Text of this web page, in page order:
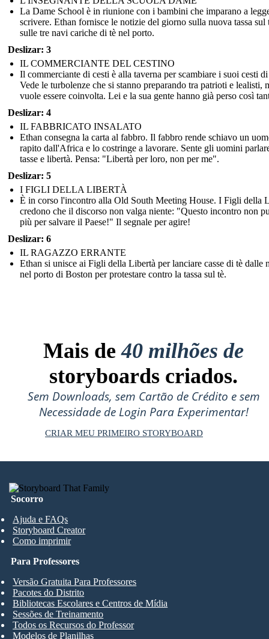
La Dame School è in riunione con i bambini che imparano a
scrivere. Ethan fornisce le notizie del giorno sulla nuova tassa sul
sulle tre navi cariche di tè nel porto.
Deslizar: 3
IL COMMERCIANTE DEL CESTINO
Il commerciante di cesti è alla taverna per scambiare i suoi cesti
Vede le turbolenze che si stanno preparando tra patrioti e lealisti,
vuole essere coinvolta. Lei e la sua gente hanno già perso così
Deslizar: 4
IL FABBRICATO INSALATO
Ethan consegna la carta al fabbro. Il fabbro rende schiavo un
rapito dall'Africa e lo costringe a lavorare. Sente gli uomini
tasse e libertà. Pensa: "Libertà per loro, non per me".
Deslizar: 5
I FIGLI DELLA LIBERTÀ
È in corso l'incontro alla Old South Meeting House. I Figli della
credono che il discorso non valga niente: "Questo incontro non
più per salvare il Paese!" Il segnale per agire!
Deslizar: 6
IL RAGAZZO ERRANTE
Ethan si unisce ai Figli della Libertà per lanciare casse di tè dalle
nel porto di Boston per protestare contro la tassa sul tè.
Mais de40 milhões de
storyboards criados.
Sem Downloads, sem Cartão de Crédito e sem
Necessidade de Login Para Experimentar!
CRIAR MEU PRIMEIRO STORYBOARD
Socorro
Ajuda e FAQs
Storyboard Creator
Como imprimir
Para Professores
Versão Gratuita Para Professores
Pacotes do Distrito
Bibliotecas Escolares e Centros de Mídia
Sessões de Treinamento
Todos os Recursos do Professor
Modelos de Planilhas